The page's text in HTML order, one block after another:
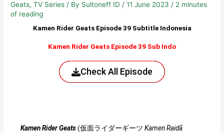
Geats,TV Series / By Sultoneff ID/11 June 2023/ 2 minutes
of reading
Kamen Rider Geats Episode 39 Subtitle Indonesia
Kamen Rider Geats Episode 39 Sub Indo
Check All Episode
Kamen Rider Geats(仮面ライダーギーツ Kamen Raidā